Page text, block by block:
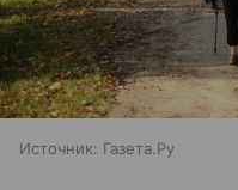
Источник: Газета.Ру